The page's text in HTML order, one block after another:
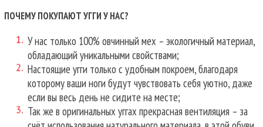
ПОЧЕМУ ПОКУПАЮТ УГГИ У НАС?
У нас только 100% овчинный мех – экологичный материал,
обладающий уникальными свойствами;
Настоящие угги только с удобным покроем, благодаря
которому ваши ноги будут чувствовать себя уютно, даже
если вы весь день не сидите на месте;
Так же в оригинальных уггах прекрасная вентиляция – за